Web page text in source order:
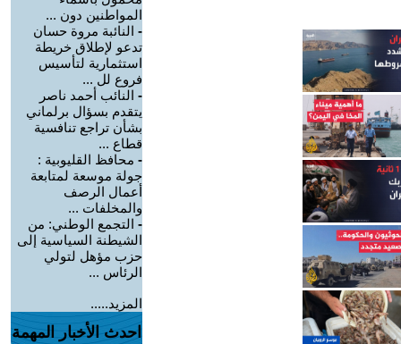
المواطنين دون ...
- النائبة مروة حسان
تدعو لإطلاق خريطة
استثمارية لتأسيس
فروع لل ...
- النائب أحمد ناصر
يتقدم بسؤال برلماني
بشأن تراجع تنافسية
قطاع ...
- محافظ القليوبية :
جولة موسعة لمتابعة
أعمال الرصف
والمخلفات ...
- التجمع الوطني: من
الشيطنة السياسية إلى
حزب مؤهل لتولي
الرئاس ...
المزيد.....
احدث الأخبار المهمة